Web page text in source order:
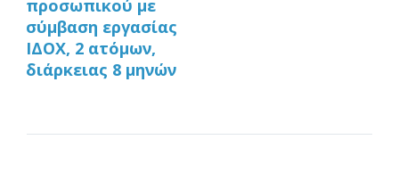
προσωπικού με
σύμβαση εργασίας
ΙΔΟΧ, 2 ατόμων,
διάρκειας 8 μηνών